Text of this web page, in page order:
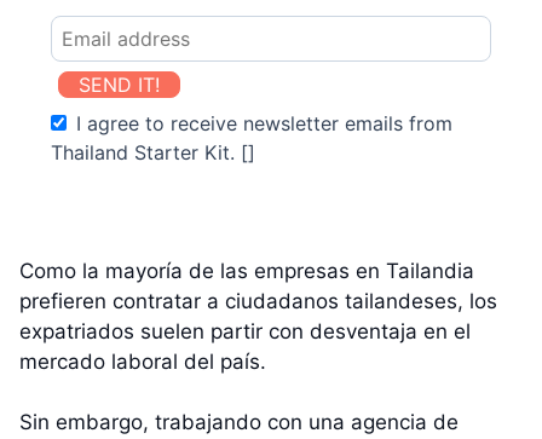
SEND IT!
I agree to receive newsletter emails from
Thailand Starter Kit. []
Como la mayoría de las empresas en Tailandia
prefieren contratar a ciudadanos tailandeses, los
expatriados suelen partir con desventaja en el
mercado laboral del país.
Sin embargo, trabajando con una agencia de